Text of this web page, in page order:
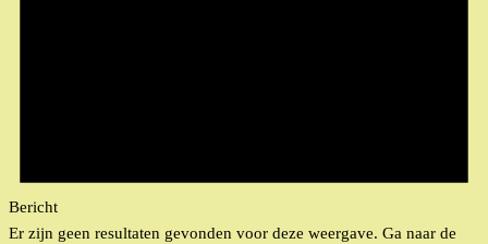
Bericht
Er zijn geen resultaten gevonden voor deze weergave. Ga naar de